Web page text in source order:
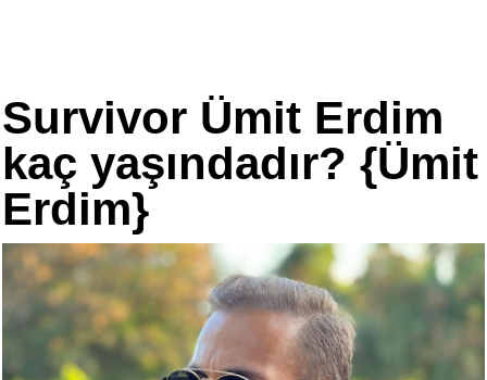
Survivor Ümit Erdim
kaç yaşındadır? {Ümit
Erdim}